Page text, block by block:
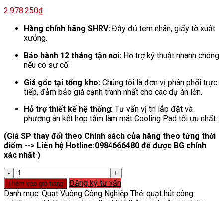
2.978.250₫
Hàng chính hãng SHRV: Đầy đủ tem nhãn, giấy tờ xuất
xưởng.
Bảo hành 12 tháng tận nơi: Hỗ trợ kỹ thuật nhanh chóng
nếu có sự cố.
Giá gốc tại tổng kho: Chúng tôi là đơn vị phân phối trực
tiếp, đảm bảo giá cạnh tranh nhất cho các dự án lớn.
Hỗ trợ thiết kế hệ thống: Tư vấn vị trí lắp đặt và
phương án kết hợp tấm làm mát Cooling Pad tối ưu nhất.
(Giá SP thay đổi theo Chính sách của hãng theo từng thời
điểm --> Liên hệ Hotline:0984666480 để được BG chính
xác nhất )
Quạt
vuông
công
Thêm vào giỏ hàng
Đăng ký tư vấn
Danh mục: Quạt Vuông Công Nghiệp Thẻ: quạt hút công